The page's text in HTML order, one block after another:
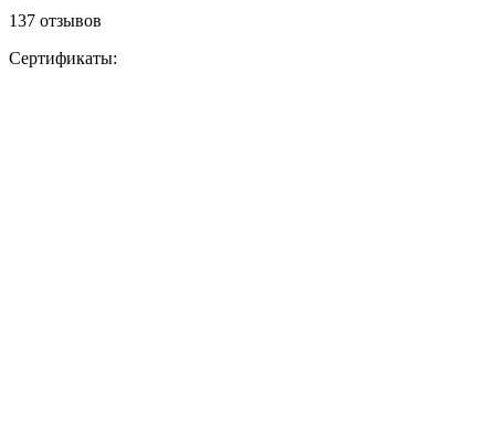
137 отзывов
Сертификаты: